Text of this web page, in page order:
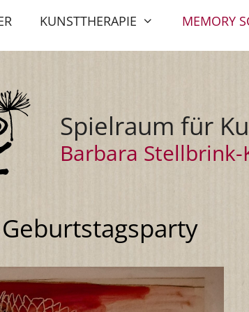
KUNSTTHERAPIE MEMORY
Spielraum für
Barbara Stellbrink-